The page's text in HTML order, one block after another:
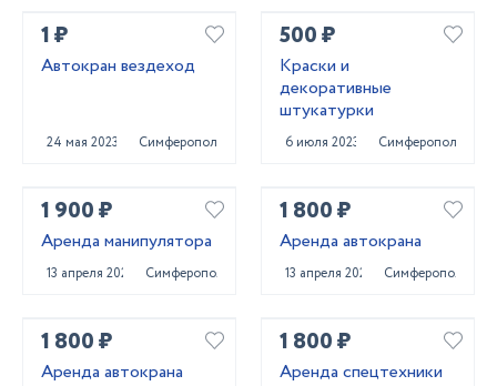
1 ₽
Автокран вездеход
24 мая 2023 Симферополь
500 ₽
Краски и
декоративные
штукатурки
6 июля 2023 Симферополь
1 900 ₽
Аренда манипулятора
13 апреля 2022 Симферополь
1 800 ₽
Аренда автокрана
13 апреля 2022 Симферополь
1 800 ₽
Аренда автокрана
1 800 ₽
Аренда спецтехники